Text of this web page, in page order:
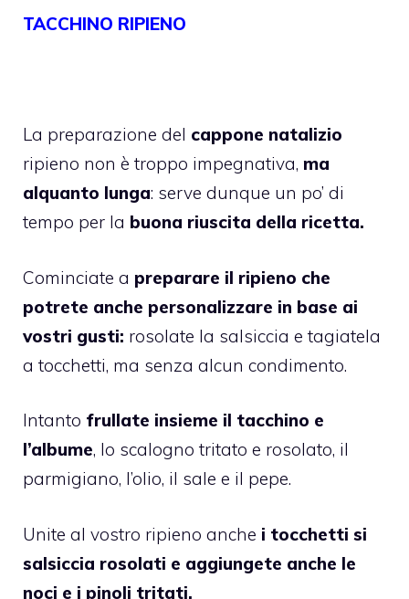
TACCHINO RIPIENO
La preparazione del cappone natalizio
ripieno non è troppo impegnativa, ma
alquanto lunga: serve dunque un po’ di
tempo per la buona riuscita della ricetta.
Cominciate a preparare il ripieno che
potrete anche personalizzare in base ai
vostri gusti: rosolate la salsiccia e tagiatela
a tocchetti, ma senza alcun condimento.
Intanto frullate insieme il tacchino e
l’albume, lo scalogno tritato e rosolato, il
parmigiano, l’olio, il sale e il pepe.
Unite al vostro ripieno anche i tocchetti si
salsiccia rosolati e aggiungete anche le
noci e i pinoli tritati.